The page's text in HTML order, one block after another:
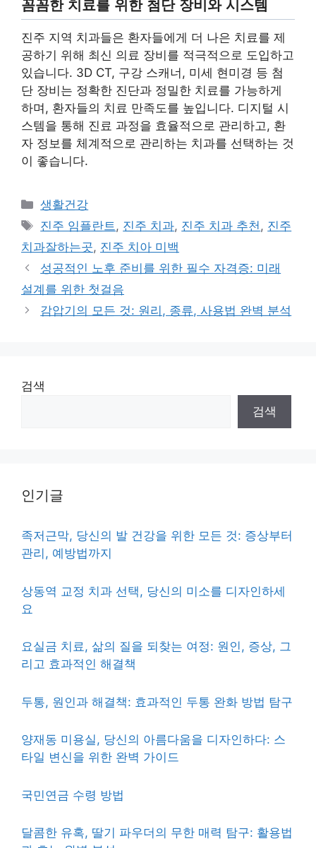
꼼꼼한 치료를 위한 첨단 장비와 시스템
진주 지역 치과들은 환자들에게 더 나은 치료를 제
공하기 위해 최신 의료 장비를 적극적으로 도입하고
있습니다. 3D CT, 구강 스캐너, 미세 현미경 등 첨
단 장비는 정확한 진단과 정밀한 치료를 가능하게
하며, 환자들의 치료 만족도를 높입니다. 디지털 시
스템을 통해 진료 과정을 효율적으로 관리하고, 환
자 정보를 체계적으로 관리하는 치과를 선택하는 것
이 좋습니다.
Categories
생활건강
Tags
진주 임플란트, 진주 치과, 진주 치과 추천, 진주
치과잘하는곳, 진주 치아 미백
성공적인 노후 준비를 위한 필수 자격증: 미래
설계를 위한 첫걸음
감압기의 모든 것: 원리, 종류, 사용법 완벽 분석
검색
검색
인기글
족저근막, 당신의 발 건강을 위한 모든 것: 증상부터
관리, 예방법까지
상동역 교정 치과 선택, 당신의 미소를 디자인하세
요
요실금 치료, 삶의 질을 되찾는 여정: 원인, 증상, 그
리고 효과적인 해결책
두통, 원인과 해결책: 효과적인 두통 완화 방법 탐구
양재동 미용실, 당신의 아름다움을 디자인하다: 스
타일 변신을 위한 완벽 가이드
국민연금 수령 방법
달콤한 유혹, 딸기 파우더의 무한 매력 탐구: 활용법